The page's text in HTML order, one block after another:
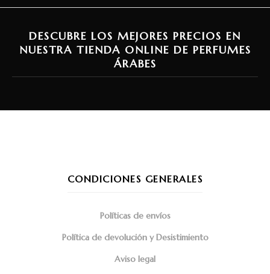
DESCUBRE LOS MEJORES PRECIOS EN
NUESTRA TIENDA ONLINE DE PERFUMES
ÁRABES
CONDICIONES GENERALES
Políticas de envíos
Política de devolución y Desistimiento
Aviso legal